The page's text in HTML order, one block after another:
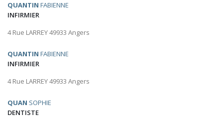
QUANTIN FABIENNE
INFIRMIER
4 Rue LARREY 49933 Angers
QUANTIN FABIENNE
INFIRMIER
4 Rue LARREY 49933 Angers
QUAN SOPHIE
DENTISTE